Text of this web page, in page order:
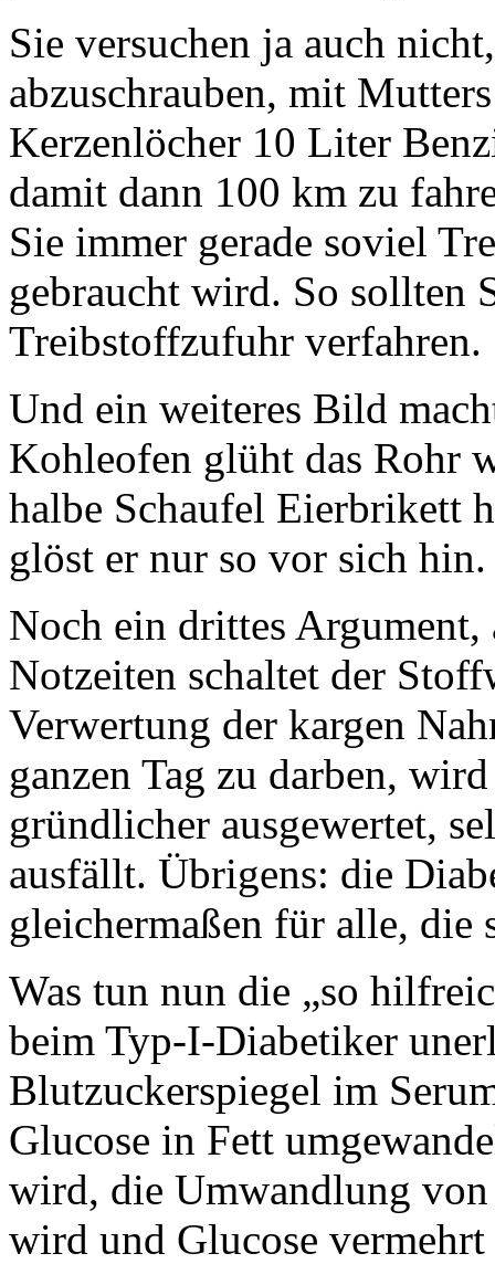
Sie versuchen ja auch
abzuschrauben, mit
Kerzenlöcher 10 Liter
damit dann 100 km zu
Sie immer gerade soviel
gebraucht wird. So sollten
Treibstoffzufuhr verfahren.
Und ein weiteres Bild
Kohleofen glüht das Rohr
halbe Schaufel Eierbrikett
glöst er nur so vor sich hin.
Noch ein drittes Argument,
Notzeiten schaltet der
Verwertung der kargen
ganzen Tag zu darben,
gründlicher ausgewertet,
ausfällt. Übrigens: die
gleichermaßen für alle, die
Was tun nun die „so
beim Typ-I-Diabetiker
Blutzuckerspiegel im
Glucose in Fett
wird, die Umwandlung
wird und Glucose